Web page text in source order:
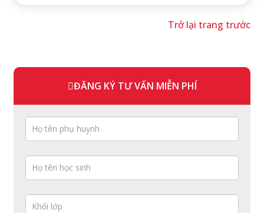
Trở lại trang trước
ĐĂNG KÝ TƯ VẤN MIỄN PHÍ